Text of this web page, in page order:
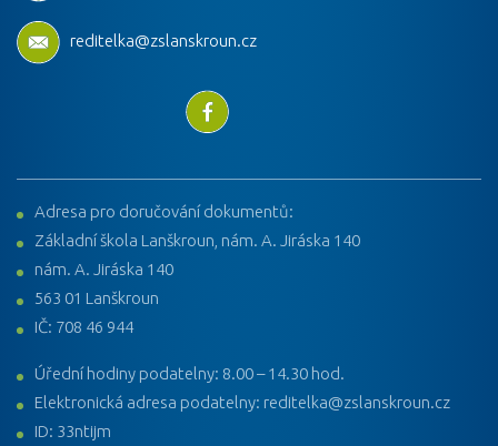
reditelka@zslanskroun.cz
Adresa pro doručování dokumentů:
Základní škola Lanškroun, nám. A. Jiráska 140
nám. A. Jiráska 140
563 01 Lanškroun
IČ: 708 46 944
Úřední hodiny podatelny: 8.00 – 14.30 hod.
Elektronická adresa podatelny: reditelka@zslanskroun.cz
ID: 33ntijm